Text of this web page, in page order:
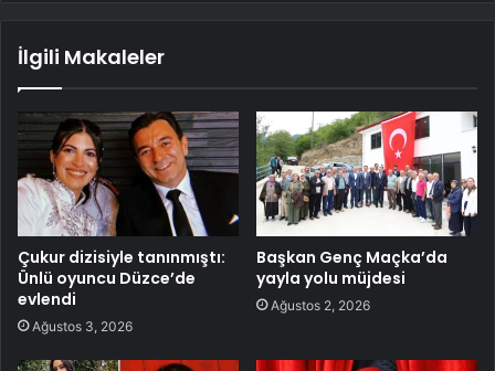
İlgili Makaleler
Çukur dizisiyle tanınmıştı:
Ünlü oyuncu Düzce’de
evlendi
Ağustos 3, 2026
Başkan Genç Maçka’da
yayla yolu müjdesi
Ağustos 2, 2026